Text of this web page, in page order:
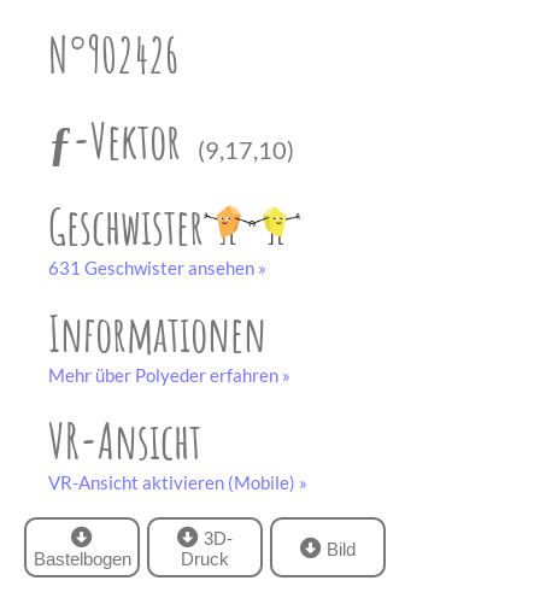
N°902426
ƒ-Vektor
(9,17,10)
Geschwister
631 Geschwister ansehen »
Informationen
Mehr über Polyeder erfahren »
VR-Ansicht
VR-Ansicht aktivieren (Mobile) »
Bastelbogen
3D-
Druck
Bild